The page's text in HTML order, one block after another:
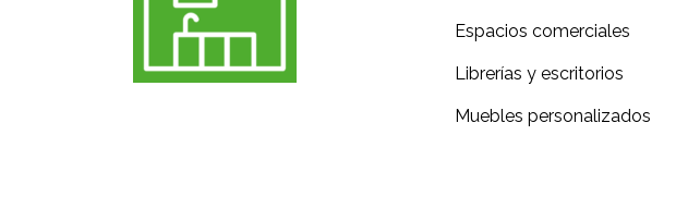
Espacios comerciales
Librerías y escritorios
Muebles personalizados